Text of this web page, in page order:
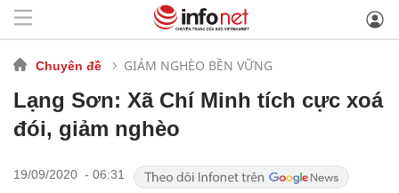
Chuyên đề GIẢM NGHÈO BỀN VỮNG
Lạng Sơn: Xã Chí Minh tích cực xoá
đói, giảm nghèo
19/09/2020 - 06:31